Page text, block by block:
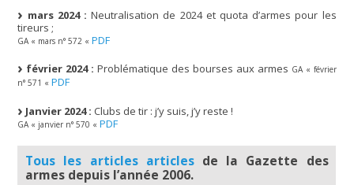
mars 2024 :Neutralisation de 2024 et quota d’armes pour les
tireurs ;
GA « mars n° 572 « PDF
février 2024 : Problématique des bourses aux armes GA « février
n° 571 « PDF
Janvier 2024 : Clubs de tir : j’y suis, j’y reste !
GA « janvier n° 570 « PDF
Tous les articles articlesde la Gazette des
armes depuis l’année 2006.